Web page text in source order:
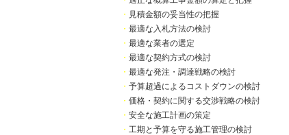
・ 見積金額の妥当性の把握
・ 最適な入札方法の検討
・ 最適な業者の選定
・ 最適な契約方式の検討
・ 最適な発注・調達戦略の検討
・ 予算超過によるコストダウンの検討
・ 価格・契約に関する交渉戦略の検討
・ 安全な施工計画の策定
・ 工期と予算を守る施工管理の検討